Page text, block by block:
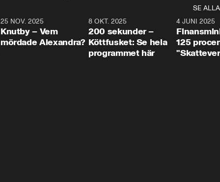
SE ALLA
31:05
25 NOV. 2025
Knutby – Vem
mördade Alexandra?
4:29
8 OKT. 2025
200 sekunder –
Köttfusket: Se hela
programmet här
4 JUNI 2025
125